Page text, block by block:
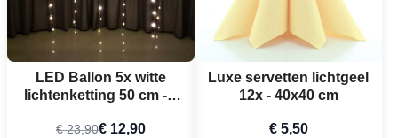
LED Ballon 5x witte
lichtenketting 50 cm - 3
€ 23,90€ 12,90
Luxe servetten lichtgeel
12x - 40x40 cm
€ 5,50